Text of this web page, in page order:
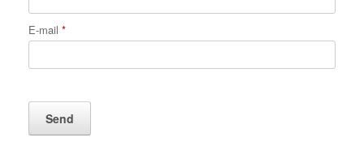
E-mail *